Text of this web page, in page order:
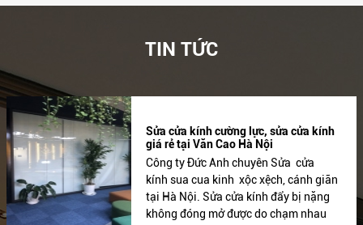
TIN TỨC
Sửa cửa kính cường lực, sửa cửa kính
giá rẻ tại Văn Cao Hà Nội
Công ty Đức Anh chuyên Sửa cửa
kính sua cua kinh xộc xệch, cánh giãn
tại Hà Nội. Sửa cửa kính đẩy bị nặng
không đóng mở được do chạm nhau